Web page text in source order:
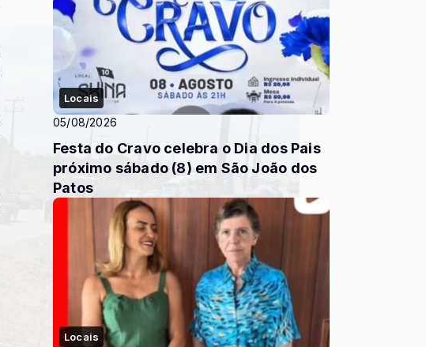
Locais
05/08/2026
Festa do Cravo celebra o Dia dos Pais
próximo sábado (8) em São João dos
Patos
Locais